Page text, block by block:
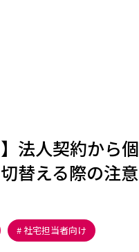
法人契約から個
替える際の注意
社宅担当者向け